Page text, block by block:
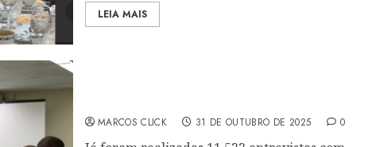
LEIA MAIS
MARCOS CLICK 31 DE OUTUBRO DE 2025 0